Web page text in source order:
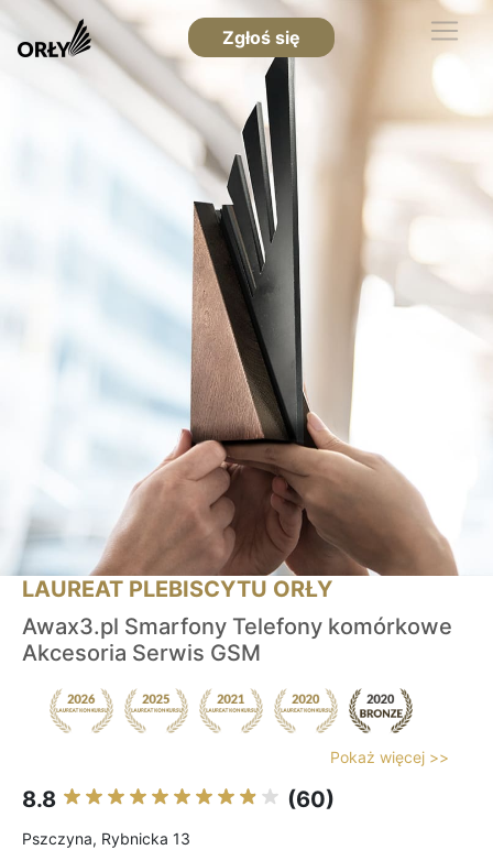
Zgłoś się
LAUREAT PLEBISCYTU ORŁY
Awax3.pl Smarfony Telefony komórkowe
Akcesoria Serwis GSM
Pokaż więcej >>
8.8 (60)
Pszczyna, Rybnicka 13